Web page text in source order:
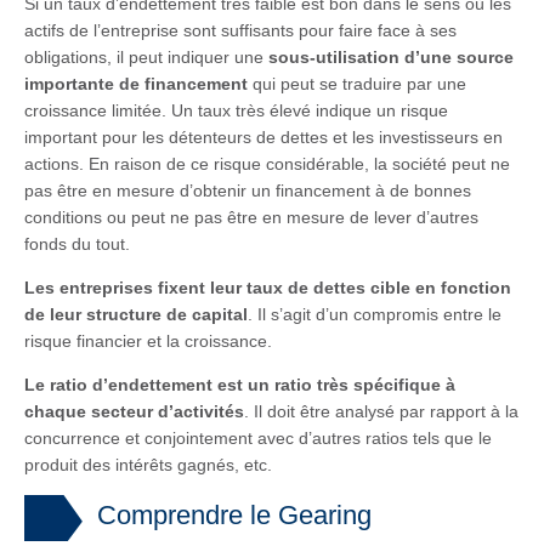
Si un taux d’endettement très faible est bon dans le sens où les
actifs de l’entreprise sont suffisants pour faire face à ses
obligations, il peut indiquer une sous-utilisation d’une source
importante de financement qui peut se traduire par une
croissance limitée. Un taux très élevé indique un risque
important pour les détenteurs de dettes et les investisseurs en
actions. En raison de ce risque considérable, la société peut ne
pas être en mesure d’obtenir un financement à de bonnes
conditions ou peut ne pas être en mesure de lever d’autres
fonds du tout.
Les entreprises fixent leur taux de dettes cible en fonction
de leur structure de capital. Il s’agit d’un compromis entre le
risque financier et la croissance.
Le ratio d’endettement est un ratio très spécifique à
chaque secteur d’activités. Il doit être analysé par rapport à la
concurrence et conjointement avec d’autres ratios tels que le
produit des intérêts gagnés, etc.
Comprendre le Gearing